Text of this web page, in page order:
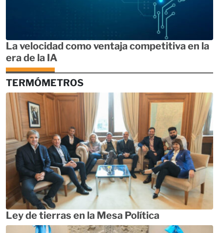
La velocidad como ventaja competitiva en la
era de la IA
TERMÓMETROS
Ley de tierras en la Mesa Política